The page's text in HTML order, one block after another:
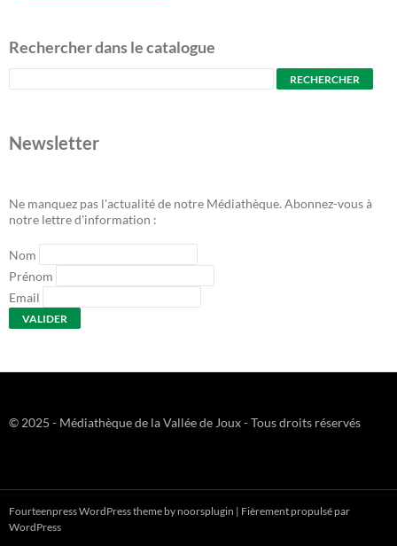
Rechercher dans le catalogue
Newsletter
Ne manquez pas l'actualité de notre Médiathèque. Abonnez-vous à
notre lettre d'information :
Nom
Prénom
Email
© 2025 - Médiathèque de la Vallée de Joux - Tous droits réservés
Fourteenpress WordPress theme by noorsplugin | Fièrement propulsé par
WordPress